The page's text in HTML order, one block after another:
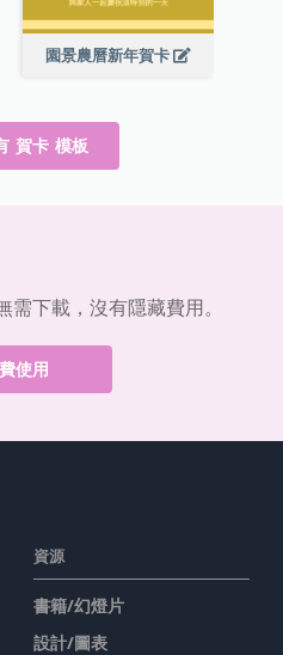
園景農曆新年賀卡
賀卡 模板
下載，沒有隱藏費用。
使用
資源
書籍/幻燈片
設計/圖表